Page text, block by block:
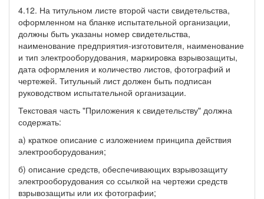
4.12. На титульном листе второй части свидетельства,
оформленном на бланке испытательной организации,
должны быть указаны номер свидетельства,
наименование предприятия-изготовителя, наименование
и тип электрооборудования, маркировка взрывозащиты,
дата оформления и количество листов, фотографий и
чертежей. Титульный лист должен быть подписан
руководством испытательной организации.
Текстовая часть "Приложения к свидетельству" должна
содержать:
а) краткое описание с изложением принципа действия
электрооборудования;
б) описание средств, обеспечивающих взрывозащиту
электрооборудования со ссылкой на чертежи средств
взрывозащиты или их фотографии;